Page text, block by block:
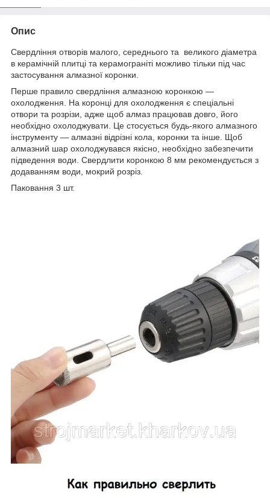
Опис
Свердління отворів малого, середнього та великого діаметра
в керамічній плитці та керамограніті можливо тільки під час
застосування алмазної коронки.
Перше правило свердління алмазною коронкою —
охолодження. На коронці для охолодження є спеціальні
отвори та розрізи, адже щоб алмаз працював довго, його
необхідно охолоджувати. Це стосується будь-якого алмазного
інструменту — алмазні відрізні кола, коронки та інше. Щоб
алмазний шар охолоджувався якісно, необхідно забезпечити
підведення води. Свердлити коронкою 8 мм рекомендується з
додаванням води, мокрий розріз.
Паковання 3 шт.